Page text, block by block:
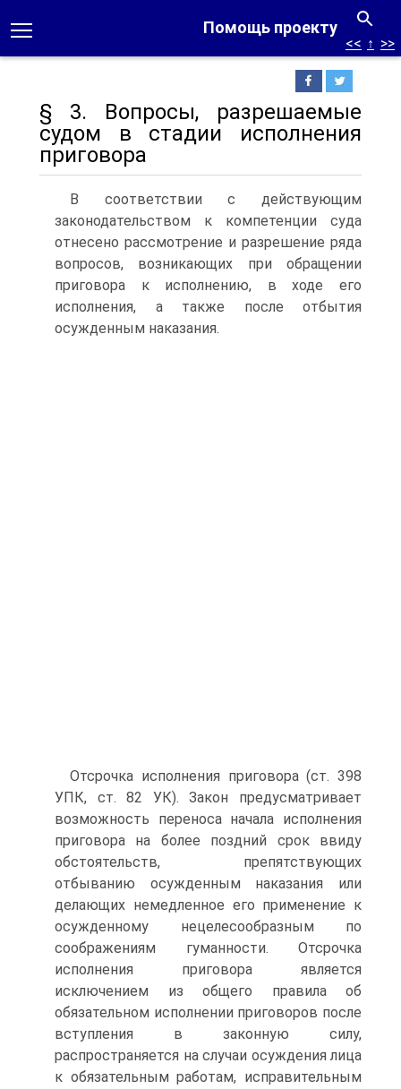
Помощь проекту
<< ↑ >>
§ 3. Вопросы, разрешаемые
судом в стадии исполнения
приговора
В соответствии с действующим
законодательством к компетенции суда
отнесено рассмотрение и разрешение ряда
вопросов, возникающих при обращении
приговора к исполнению, в ходе его
исполнения, а также после отбытия
осужденным наказания.
Отсрочка исполнения приговора (ст. 398
УПК, ст. 82 УК). Закон предусматривает
возможность переноса начала исполнения
приговора на более поздний срок ввиду
обстоятельств, препятствующих
отбыванию осужденным наказания или
делающих немедленное его применение к
осужденному нецелесообразным по
соображениям гуманности. Отсрочка
исполнения приговора является
исключением из общего правила об
обязательном исполнении приговоров после
вступления в законную силу,
распространяется на случаи осуждения лица
к обязательным работам, исправительным